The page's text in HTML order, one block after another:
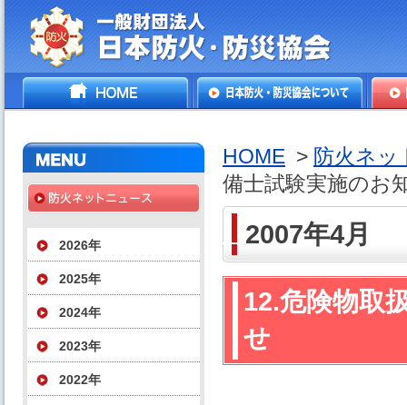
一般財団法人日本防火・防
HOME
2026年
2025年
2024年
2023年
2022年
HOME > 防火ネッ
備士試験実施のお
2007年4月
12.危険物取
せ